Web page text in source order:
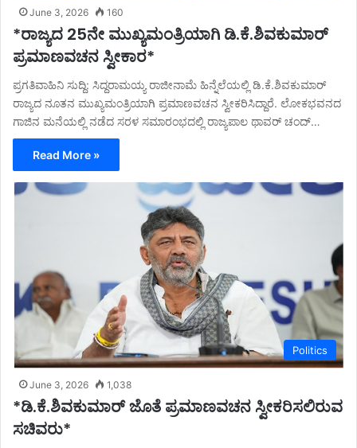
June 3, 2026 160
*ರಾಜ್ಯದ 25ನೇ ಮುಖ್ಯಮಂತ್ರಿಯಾಗಿ ಡಿ.ಕೆ.ಶಿವಕುಮಾರ್
ಪ್ರಮಾಣವಚನ ಸ್ವೀಕಾರ*
ಪ್ರಗತಿವಾಹಿನಿ ಸುದ್ದಿ: ಸಿದ್ದರಾಮಯ್ಯ ರಾಜೀನಾಮೆ ಹಿನ್ನೆಲೆಯಲ್ಲಿ ಡಿ.ಕೆ.ಶಿವಕುಮಾರ್
ರಾಜ್ಯದ ನೂತನ ಮುಖ್ಯಮಂತ್ರಿಯಾಗಿ ಪ್ರಮಾಣವಚನ ಸ್ವೀಕರಿಸಿದ್ದಾರೆ. ಲೋಕಭವನದ
ಗಾಜಿನ ಮನೆಯಲ್ಲಿ ನಡೆದ ಸರಳ ಸಮಾರಂಭದಲ್ಲಿ ರಾಜ್ಯಪಾಲ ಥಾವರ್ ಚಂದ್…
Read More »
Politics
June 3, 2026 1,038
*ಡಿ.ಕೆ.ಶಿವಕುಮಾರ್ ಜೊತೆ ಪ್ರಮಾಣವಚನ ಸ್ವೀಕರಿಸಲಿರುವ
ಸಚಿವರು*